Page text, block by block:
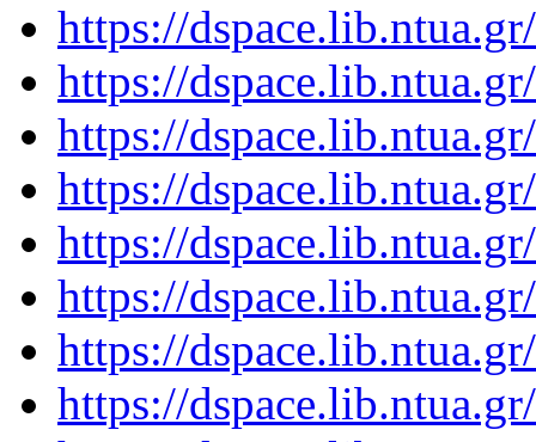
https://
https://
https://
https://
https://
https://
https://
https://